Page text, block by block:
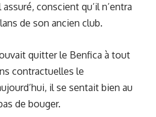
conscient qu’il n’entra
de son ancien club.
quitter le Benfica à tout
contractuelles le
il se sentait bien au
de bouger.